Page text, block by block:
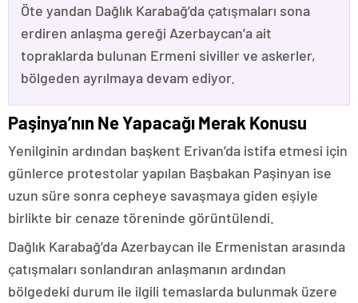
Öte yandan Dağlık Karabağ’da çatışmaları sona
erdiren anlaşma gereği Azerbaycan’a ait
topraklarda bulunan Ermeni siviller ve askerler,
bölgeden ayrılmaya devam ediyor.
Paşinya’nın Ne Yapacağı Merak Konusu
Yenilginin ardından başkent Erivan’da istifa etmesi için
günlerce protestolar yapılan Başbakan Paşinyan ise
uzun süre sonra cepheye savaşmaya giden eşiyle
birlikte bir cenaze töreninde görüntülendi.
Dağlık Karabağ’da Azerbaycan ile Ermenistan arasında
çatışmaları sonlandıran anlaşmanın ardından
bölgedeki durum ile ilgili temaslarda bulunmak üzere